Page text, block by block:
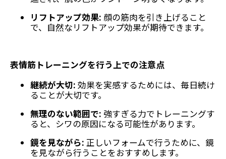
リフトアップ効果: 顔の筋肉を引き上げること
で、自然なリフトアップ効果が期待できます。
表情筋トレーニングを行う上での注意点
継続が大切: 効果を実感するためには、毎日続け
ることが大切です。
無理のない範囲で: 強すぎる力でトレーニングす
ると、シワの原因になる可能性があります。
鏡を見ながら: 正しいフォームで行うために、鏡
を見ながら行うことをおすすめします。